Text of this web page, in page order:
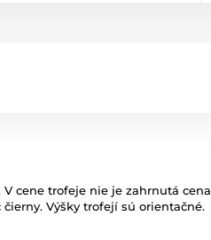
cene trofeje nie je zahrnutá cena
Výšky trofejí sú orientačné.